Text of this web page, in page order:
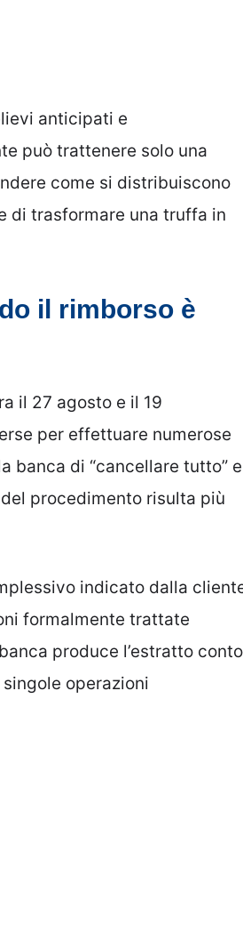
anticipati e
può trattenere solo una
come si distribuiscono
di trasformare una truffa in
il rimborso è
il 27 agosto e il 19
per effettuare numerose
banca di “cancellare tutto” e
procedimento risulta più
indicato dalla
formalmente trattate
produce l’estratto
operazioni